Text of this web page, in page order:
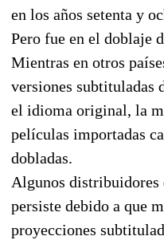
en los años setenta y
Pero fue en el doblaje
Mientras en otros
versiones subtituladas
el idioma original, la
películas importadas
dobladas.
Algunos distribuidores
persiste debido a que
proyecciones